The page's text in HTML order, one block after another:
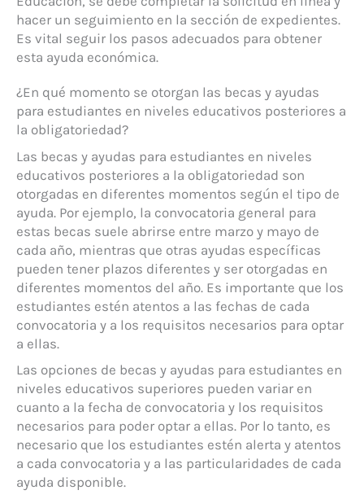
hacer un seguimiento en la sección de expedientes.
Es vital seguir los pasos adecuados para obtener
esta ayuda económica.
¿En qué momento se otorgan las becas y ayudas
para estudiantes en niveles educativos posteriores a
la obligatoriedad?
Las becas y ayudas para estudiantes en niveles
educativos posteriores a la obligatoriedad son
otorgadas en diferentes momentos según el tipo de
ayuda. Por ejemplo, la convocatoria general para
estas becas suele abrirse entre marzo y mayo de
cada año, mientras que otras ayudas específicas
pueden tener plazos diferentes y ser otorgadas en
diferentes momentos del año. Es importante que los
estudiantes estén atentos a las fechas de cada
convocatoria y a los requisitos necesarios para optar
a ellas.
Las opciones de becas y ayudas para estudiantes en
niveles educativos superiores pueden variar en
cuanto a la fecha de convocatoria y los requisitos
necesarios para poder optar a ellas. Por lo tanto, es
necesario que los estudiantes estén alerta y atentos
a cada convocatoria y a las particularidades de cada
ayuda disponible.